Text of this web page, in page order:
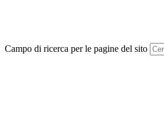
Campo di ricerca per le pagine del sito